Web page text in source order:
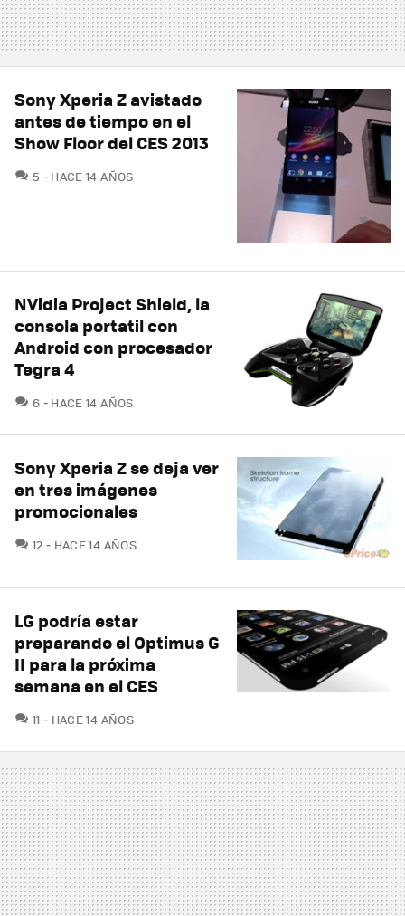
Sony Xperia Z avistado
antes de tiempo en el
Show Floor del CES 2013
5 COMENTARIOS
HACE 14 AÑOS
NVidia Project Shield, la
consola portatil con
Android con procesador
Tegra 4
6 COMENTARIOS
HACE 14 AÑOS
Sony Xperia Z se deja ver
en tres imágenes
promocionales
12 COMENTARIOS
HACE 14 AÑOS
LG podría estar
preparando el Optimus G
II para la próxima
semana en el CES
11 COMENTARIOS
HACE 14 AÑOS